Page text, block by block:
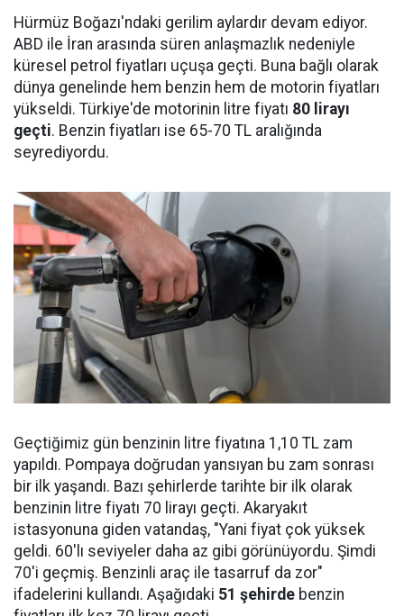
Hürmüz Boğazı'ndaki gerilim aylardır devam ediyor.
ABD ile İran arasında süren anlaşmazlık nedeniyle
küresel petrol fiyatları uçuşa geçti. Buna bağlı olarak
dünya genelinde hem benzin hem de motorin fiyatları
yükseldi. Türkiye'de motorinin litre fiyatı 80 lirayı
geçti. Benzin fiyatları ise 65-70 TL aralığında
seyrediyordu.
Geçtiğimiz gün benzinin litre fiyatına 1,10 TL zam
yapıldı. Pompaya doğrudan yansıyan bu zam sonrası
bir ilk yaşandı. Bazı şehirlerde tarihte bir ilk olarak
benzinin litre fiyatı 70 lirayı geçti. Akaryakıt
istasyonuna giden vatandaş, "Yani fiyat çok yüksek
geldi. 60'lı seviyeler daha az gibi görünüyordu. Şimdi
70'i geçmiş. Benzinli araç ile tasarruf da zor"
ifadelerini kullandı. Aşağıdaki 51 şehirde benzin